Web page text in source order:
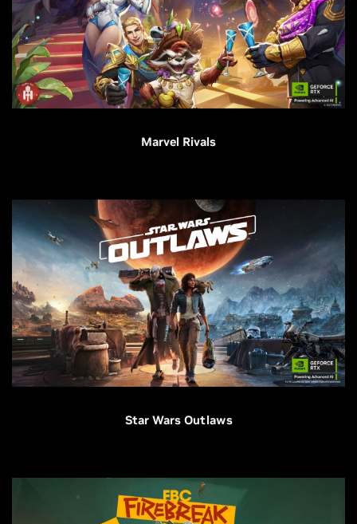
Marvel Rivals
Star Wars Outlaws